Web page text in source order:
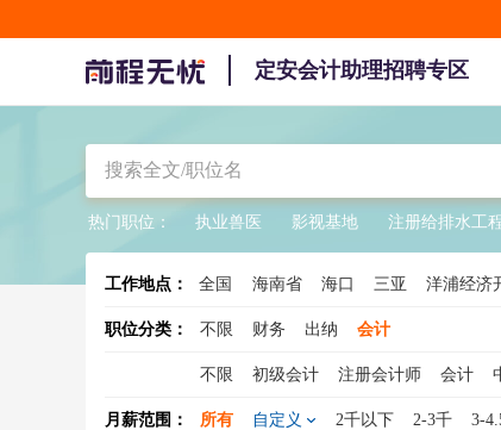
定安会计助理招聘专区
热门职位： 执业兽医 影视基地 注册给排水工
工作地点： 全国 海南省 海口 三亚 洋浦经济
陵水
职位分类： 不限 财务 出纳 会计
不限 初级会计 注册会计师 会计
管理会计师
总账会计 中级财务会计
月薪范围： 所有 自定义 2千以下 2-3千 3-